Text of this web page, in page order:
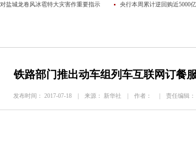
铁路部门推出动车组列车互联网订餐
发布时间： 2017-07-18 | 来源： 新华社 | 作者： | 责任编辑：